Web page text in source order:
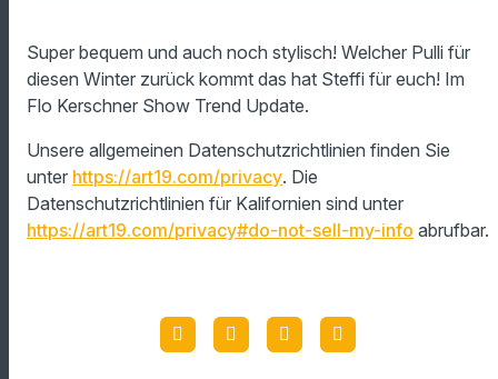
play_arrow
00:00 00:57
Super bequem und auch noch stylisch! Welcher Pulli für
diesen Winter zurück kommt das hat Steffi für euch! Im
Flo Kerschner Show Trend Update.
Unsere allgemeinen Datenschutzrichtlinien finden Sie
unter https://art19.com/privacy. Die
Datenschutzrichtlinien für Kalifornien sind unter
https://art19.com/privacy#do-not-sell-my-info abrufbar.